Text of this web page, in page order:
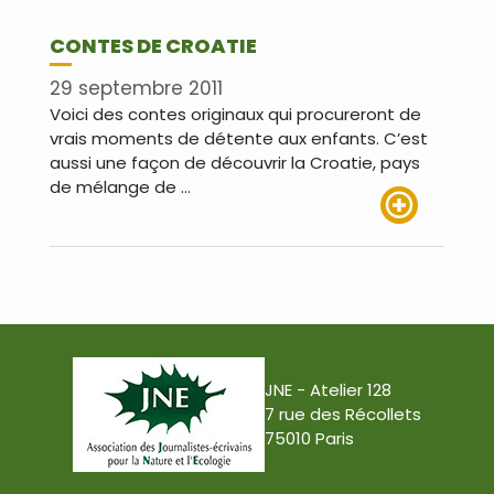
CONTES DE CROATIE
29 septembre 2011
Voici des contes originaux qui procureront de
vrais moments de détente aux enfants. C’est
aussi une façon de découvrir la Croatie, pays
de mélange de …
JNE - Atelier 128
7 rue des Récollets
75010 Paris